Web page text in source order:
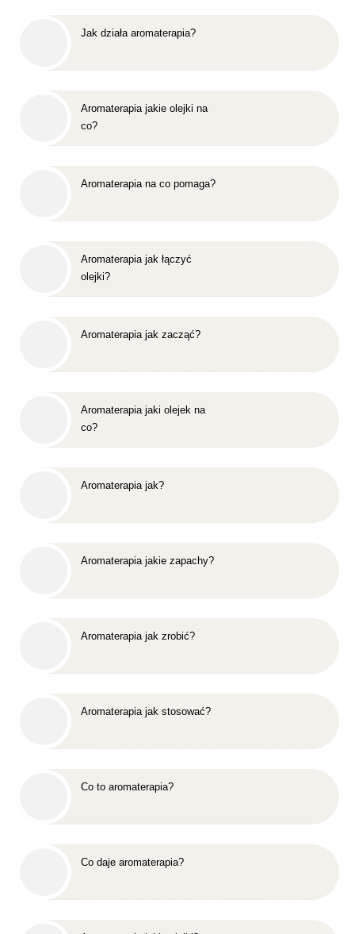
Jak działa aromaterapia?
Aromaterapia jakie olejki na
co?
Aromaterapia na co pomaga?
Aromaterapia jak łączyć
olejki?
Aromaterapia jak zacząć?
Aromaterapia jaki olejek na
co?
Aromaterapia jak?
Aromaterapia jakie zapachy?
Aromaterapia jak zrobić?
Aromaterapia jak stosować?
Co to aromaterapia?
Co daje aromaterapia?